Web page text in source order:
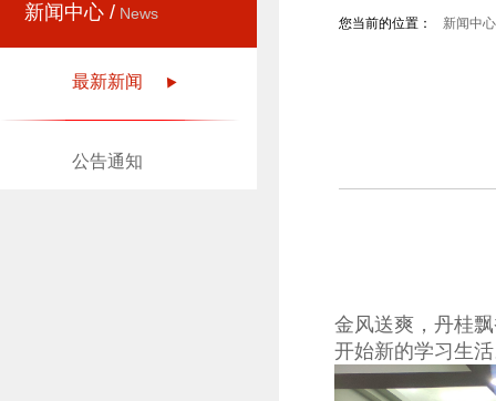
新闻中心 / News
最新新闻
公告通知
您当前的位置： 新闻中
金风送爽，丹桂
开始新的学习生